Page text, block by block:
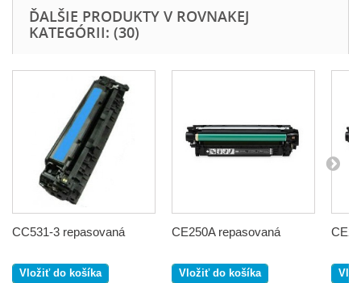
ĎALŠIE PRODUKTY V ROVNAKEJ
KATEGÓRII: (30)
CC531-3 repasovaná
Vložiť do košíka
CE250A repasovaná
Vložiť do košíka